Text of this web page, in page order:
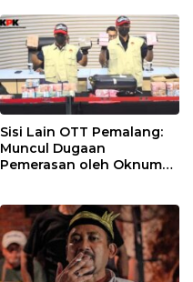
Sisi Lain OTT Pemalang:
Muncul Dugaan
Pemerasan oleh Oknum